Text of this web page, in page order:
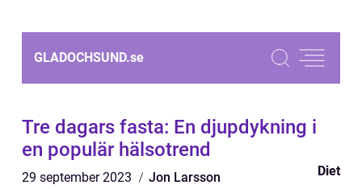
GLADOCHSUND.se
Tre dagars fasta: En djupdykning i
en populär hälsotrend
29 september 2023 Jon Larsson Diet